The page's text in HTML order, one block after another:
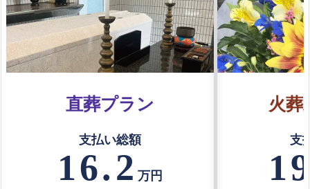
直葬プラン
支払い総額
16.2万円
火葬
支